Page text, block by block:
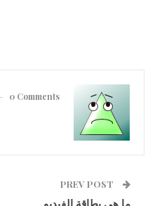
0 Comments
ما هي بطاقة الفيديو